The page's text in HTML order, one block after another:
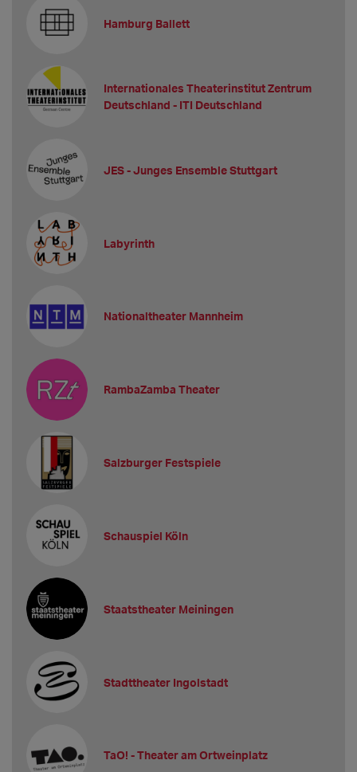
Hamburg Ballett
Internationales Theaterinstitut Zentrum
Deutschland - ITI Deutschland
JES - Junges Ensemble Stuttgart
Labyrinth
Nationaltheater Mannheim
RambaZamba Theater
Salzburger Festspiele
Schauspiel Köln
Staatstheater Meiningen
Stadttheater Ingolstadt
TaO! - Theater am Ortweinplatz